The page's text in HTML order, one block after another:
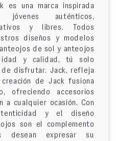
es una marca inspirada
jóvenes auténticos,
y libres. Todos
diseños y modelos
de sol y anteojos
y calidad, tú solo
disfrutar. Jack, refleja
de Jack fusiona
ofreciendo accesorios
a cualquier ocasión. Con
y el diseño
son el complemento
desean expresar su